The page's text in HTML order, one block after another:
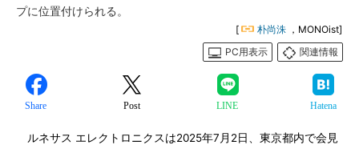
プに位置付けられる。
[ 朴尚洙 ，MONOist]
PC用表示
関連情報
Share Post LINE Hatena
ルネサス エレクトロニクスは2025年7月2日、東京都内で会見